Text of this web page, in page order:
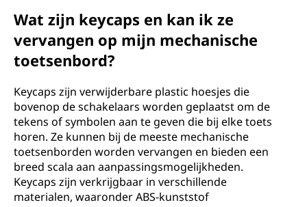
Wat zijn keycaps en kan ik ze
vervangen op mijn mechanische
toetsenbord?
Keycaps zijn verwijderbare plastic hoesjes die
bovenop de schakelaars worden geplaatst om de
tekens of symbolen aan te geven die bij elke toets
horen. Ze kunnen bij de meeste mechanische
toetsenborden worden vervangen en bieden een
breed scala aan aanpassingsmogelijkheden.
Keycaps zijn verkrijgbaar in verschillende
materialen, waaronder ABS-kunststof